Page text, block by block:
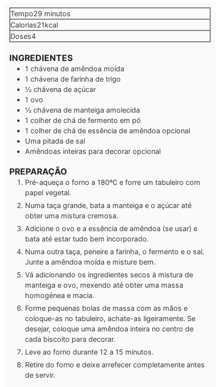
Tempo29 minutos
minutos
Calorias21kcal
Doses4
INGREDIENTES
1 chávena de amêndoa moída
1 chávena de farinha de trigo
½ chávena de açúcar
1 ovo
½ chávena de manteiga amolecida
1 colher de chá de fermento em pó
1 colher de chá de essência de amêndoa opcional
Uma pitada de sal
Amêndoas inteiras para decorar opcional
PREPARAÇÃO
Pré-aqueça o forno a 180ºC e forre um tabuleiro com
papel vegetal.
Numa taça grande, bata a manteiga e o açúcar até
obter uma mistura cremosa.
Adicione o ovo e a essência de amêndoa (se usar) e
bata até estar tudo bem incorporado.
Numa outra taça, peneire a farinha, o fermento e o sal.
Junte a amêndoa moída e misture bem.
Vá adicionando os ingredientes secos à mistura de
manteiga e ovo, mexendo até obter uma massa
homogénea e macia.
Forme pequenas bolas de massa com as mãos e
coloque-as no tabuleiro, achate-as ligeiramente. Se
desejar, coloque uma amêndoa inteira no centro de
cada biscoito para decorar.
Leve ao forno durante 12 a 15 minutos.
Retire do forno e deixe arrefecer completamente antes
de servir.